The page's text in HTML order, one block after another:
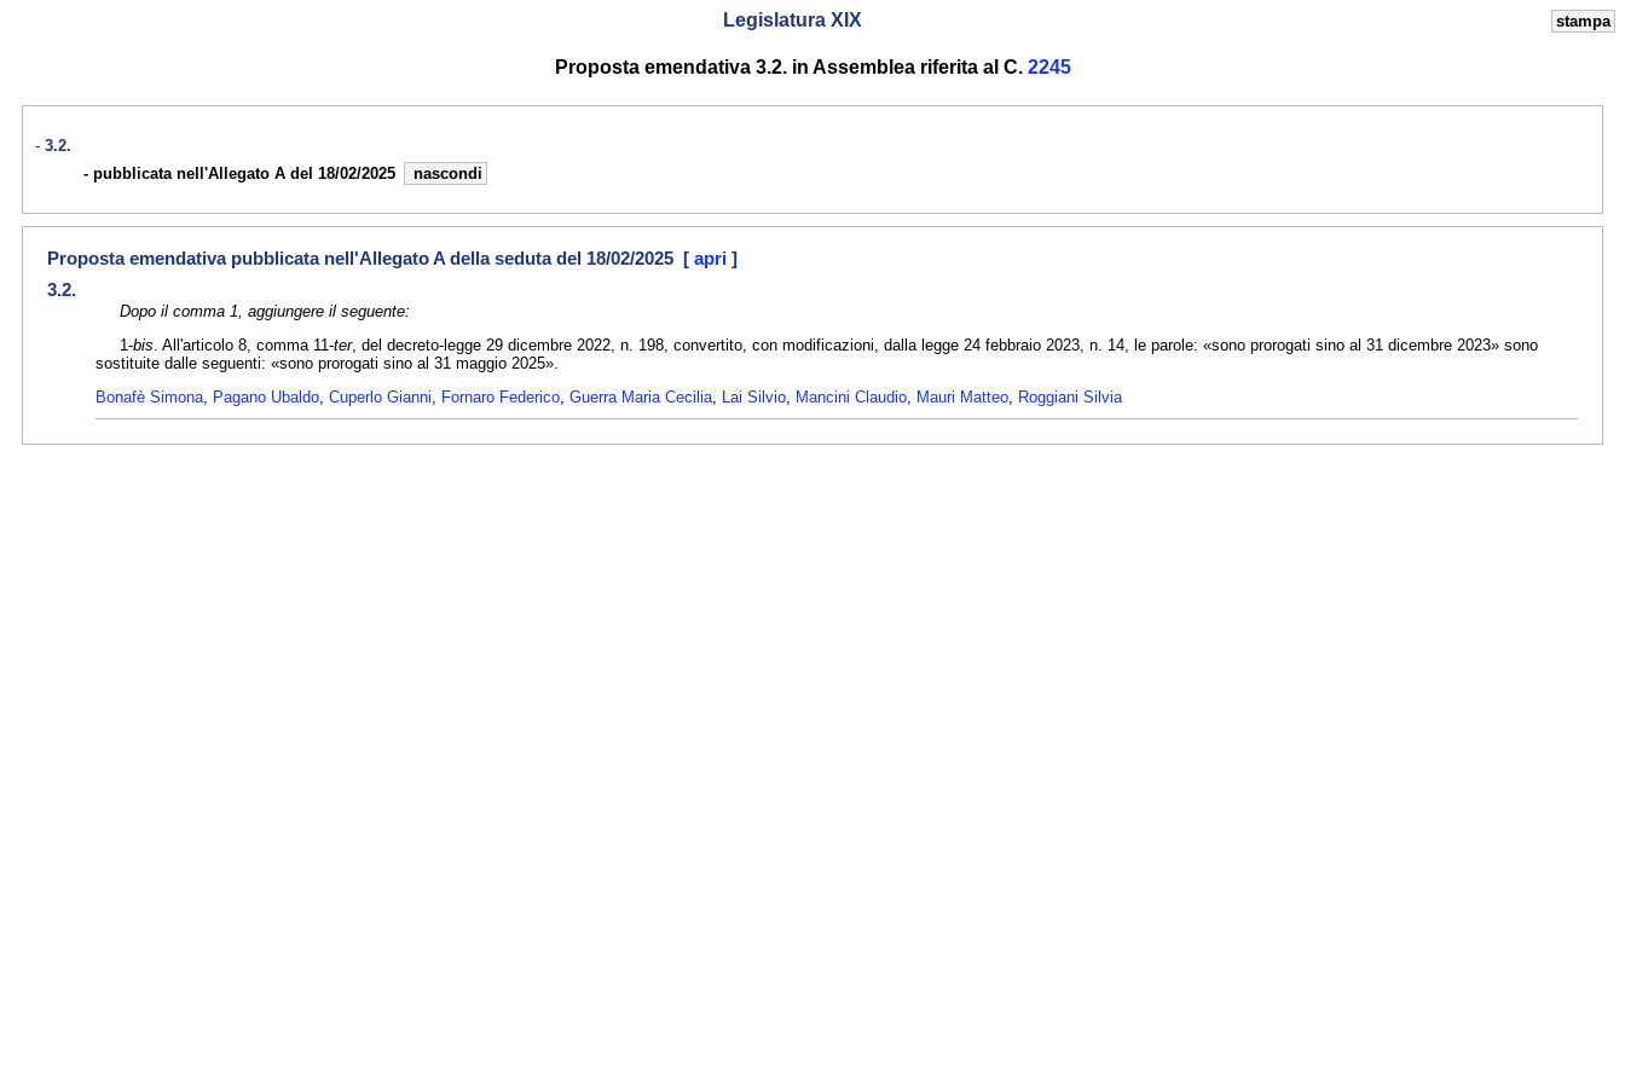
stampa
Legislatura XIX
Proposta emendativa 3.2. in Assemblea riferita al C. 2245
3.2.
pubblicata nell'Allegato A del 18/02/2025
nascondi
Proposta emendativa pubblicata nell'Allegato A della seduta del 18/02/2025 [ apri ]
3.2.
Dopo il comma 1, aggiungere il seguente:
1-bis . All'articolo 8, comma 11-ter, del decreto-legge 29 dicembre 2022, n. 198, convertito, con modificazioni, dalla legge 24 febbraio 2023, n. 14, le parole: «sono prorogati sino al 31 dicembre 2023» sono
sostituite dalle seguenti: «sono prorogati sino al 31 maggio 2025».
Bonafè Simona, Pagano Ubaldo, Cuperlo Gianni, Fornaro Federico, Guerra Maria Cecilia, Lai Silvio, Mancini Claudio, Mauri Matteo, Roggiani Silvia